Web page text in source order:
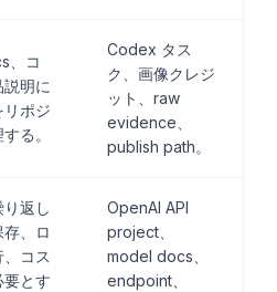
、コ
明に
リポジ
る。
Codex タス
ク、画像クレジ
ット、raw
evidence、
publish path。
返し
、ロ
コス
要とす
OpenAI API
project、
model docs、
endpoint、